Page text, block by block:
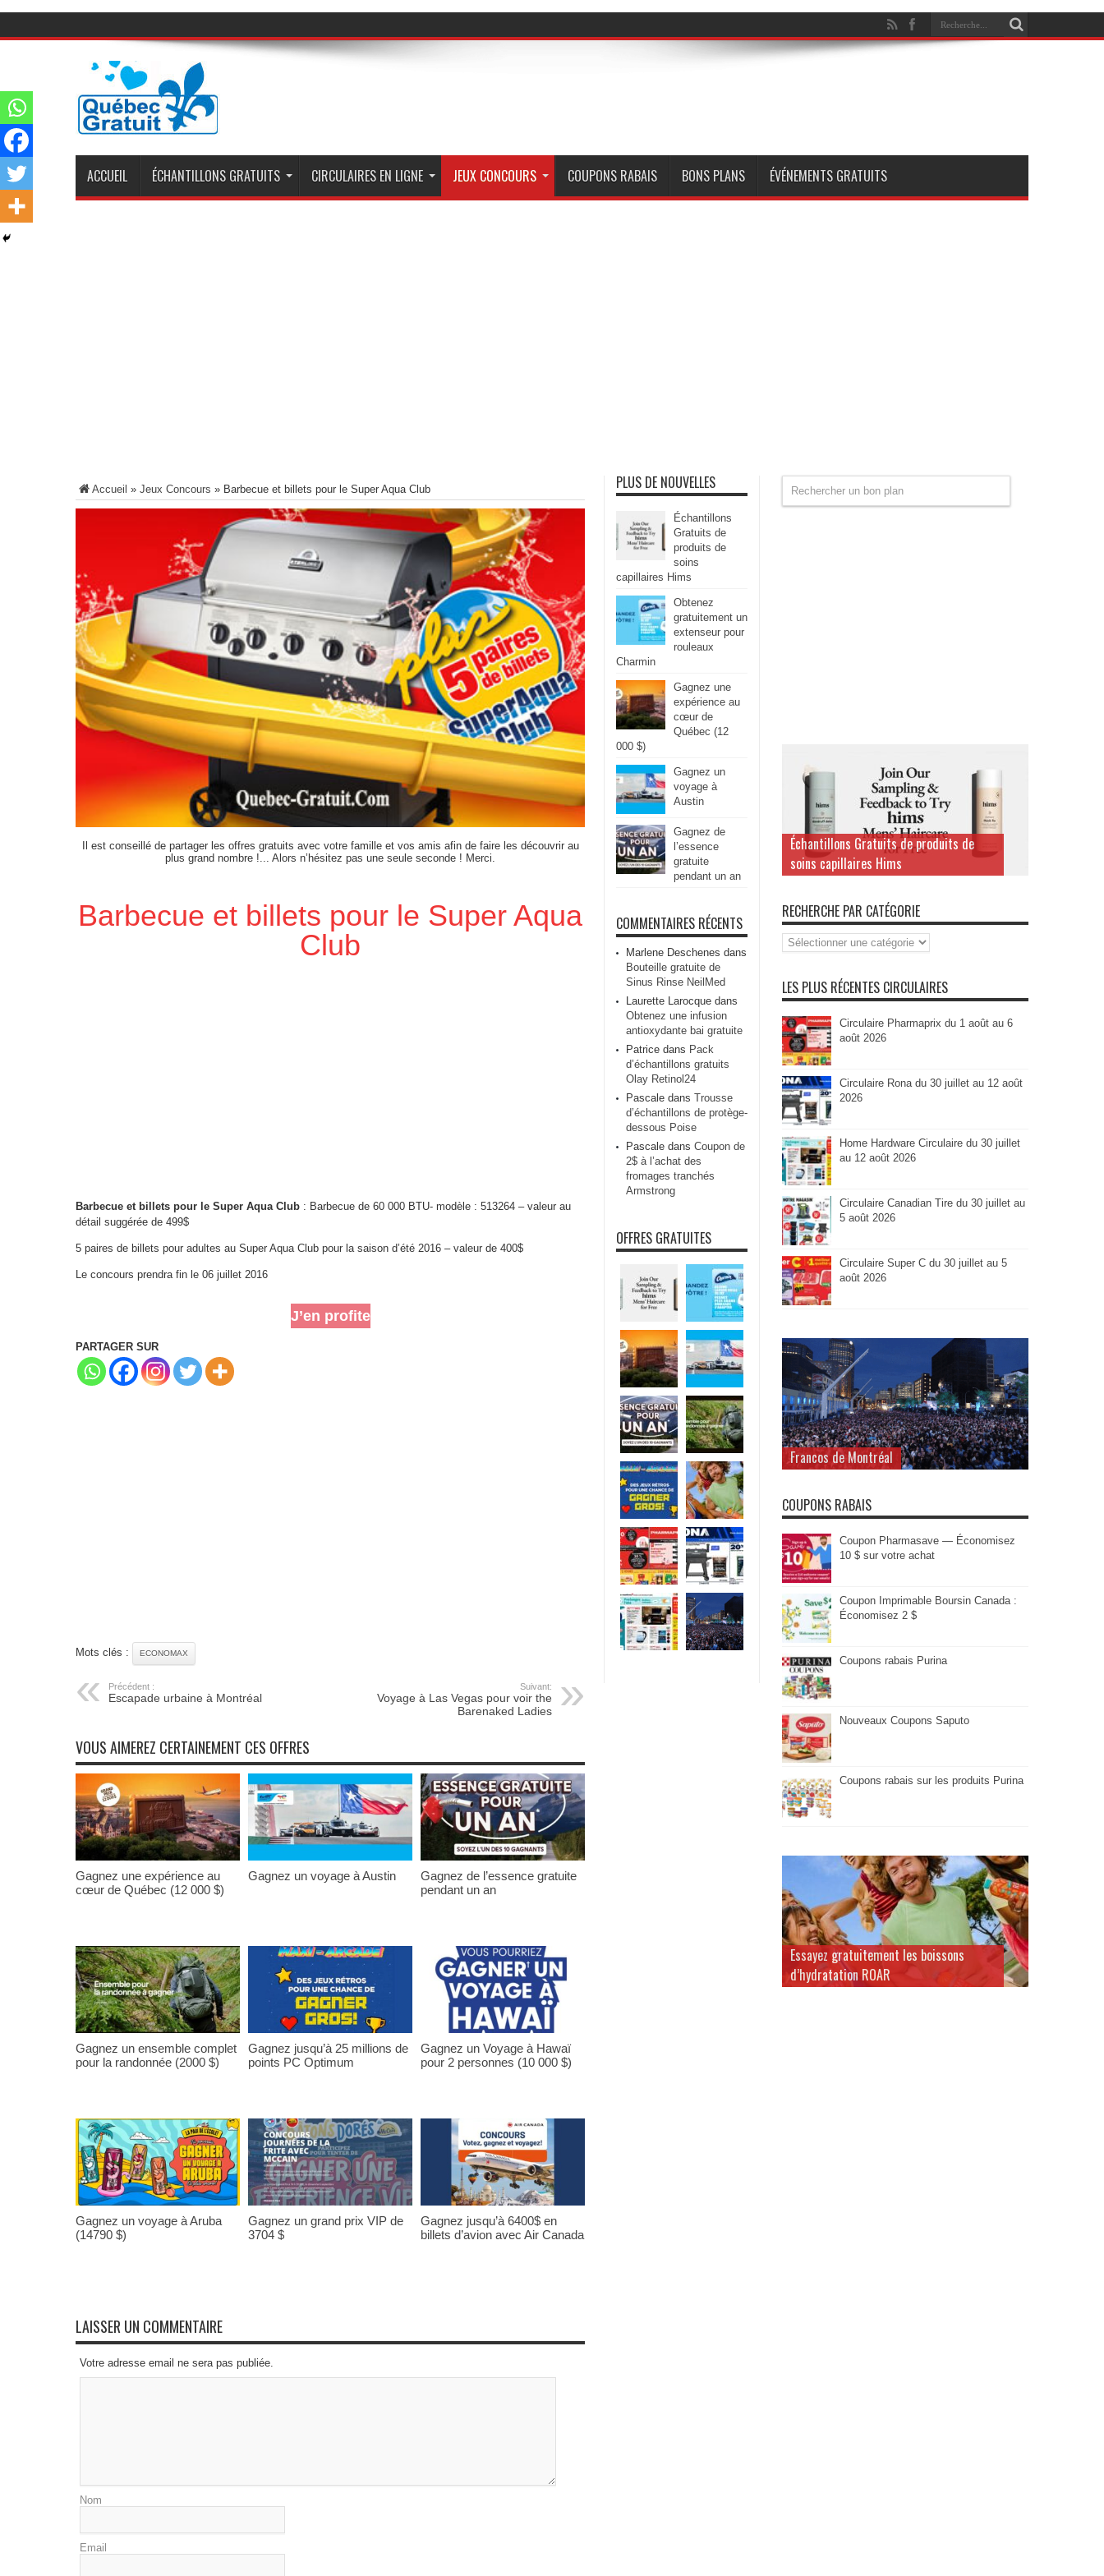
ACCUEIL ÉCHANTILLONS GRATUITS CIRCULAIRES EN LIGNE JEUX CONCOURS COUPONS RABAIS BONS PLANS ÉVÉNEMENTS GRATUITS
Accueil » Jeux Concours » Barbecue et billets pour le Super Aqua Club
Il est conseillé de partager les offres gratuits avec votre famille et vos amis afin de faire les découvrir au
plus grand nombre !... Alors n’hésitez pas une seule seconde ! Merci.
Barbecue et billets pour le Super Aqua
Club
Barbecue et billets pour le Super Aqua Club : Barbecue de 60 000 BTU- modèle : 513264 – valeur au
détail suggérée de 499$
5 paires de billets pour adultes au Super Aqua Club pour la saison d’été 2016 – valeur de 400$
Le concours prendra fin le 06 juillet 2016
J’en profite
PARTAGER SUR
Mots clés : ECONOMAX
Précédent :
Escapade urbaine à Montréal
Suivant:
Voyage à Las Vegas pour voir the
Barenaked Ladies
VOUS AIMEREZ CERTAINEMENT CES OFFRES
Gagnez une expérience au
cœur de Québec (12 000 $)
Gagnez un voyage à Austin
Gagnez de l’essence gratuite
pendant un an
Gagnez un ensemble complet
pour la randonnée (2000 $)
Gagnez jusqu’à 25 millions de
points PC Optimum
Gagnez un Voyage à Hawaï
pour 2 personnes (10 000 $)
Gagnez un voyage à Aruba
(14790 $)
Gagnez un grand prix VIP de
3704 $
Gagnez jusqu’à 6400$ en
billets d’avion avec Air Canada
LAISSER UN COMMENTAIRE
Votre adresse email ne sera pas publiée.
Nom
Email
PLUS DE NOUVELLES
Échantillons
Gratuits de
produits de
soins
capillaires Hims
Obtenez
gratuitement un
extenseur pour
rouleaux
Charmin
Gagnez une
expérience au
cœur de
Québec (12
000 $)
Gagnez un
voyage à
Austin
Gagnez de
l’essence
gratuite
pendant un an
COMMENTAIRES RÉCENTS
Marlene Deschenes dans
Bouteille gratuite de
Sinus Rinse NeilMed
Laurette Larocque dans
Obtenez une infusion
antioxydante bai gratuite
Patrice dans Pack
d’échantillons gratuits
Olay Retinol24
Pascale dans Trousse
d’échantillons de protège-
dessous Poise
Pascale dans Coupon de
2$ à l’achat des
fromages tranchés
Armstrong
OFFRES GRATUITES
Échantillons Gratuits de produits de
soins capillaires Hims
RECHERCHE PAR CATÉGORIE
Recherche
par
LES PLUS RÉCENTES CIRCULAIRES
Circulaire Pharmaprix du 1 août au 6
août 2026
Circulaire Rona du 30 juillet au 12 août
2026
Home Hardware Circulaire du 30 juillet
au 12 août 2026
Circulaire Canadian Tire du 30 juillet au
5 août 2026
Circulaire Super C du 30 juillet au 5
août 2026
Francos de Montréal
COUPONS RABAIS
Coupon Pharmasave — Économisez
10 $ sur votre achat
Coupon Imprimable Boursin Canada :
Économisez 2 $
Coupons rabais Purina
Nouveaux Coupons Saputo
Coupons rabais sur les produits Purina
Essayez gratuitement les boissons
d’hydratation ROAR